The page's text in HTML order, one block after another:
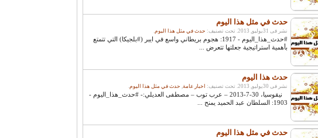
حدث في مثل هذا اليوم
نشر فى 31يوليو, 2013. تحت تصنيف: حدث في مثل هذا اليوم.
#حدث_هذا_اليوم - 1917: هجوم بريطاني واسع في ايبر (#بلجيكا) التي تتمتع
بأهمية استراتيجية جعلتها تتعرض ...
حدث هذا اليوم
نشر فى 30يوليو, 2013. تحت تصنيف: اخبار عامة, حدث في مثل هذا اليوم.
نيقوسيا، 30-7-2013 – عرب توب – مصطفى العديلي:- #حدث_هذا_اليوم -
1903: السلطان عبد الحميد يمنح ...
حدث في مثل هذا اليوم